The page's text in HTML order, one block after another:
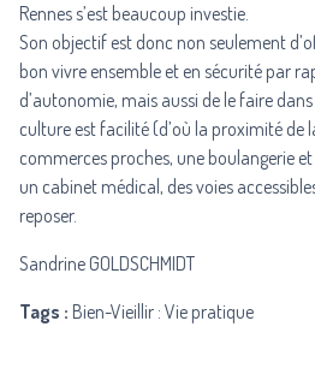
Rennes s’est beaucoup investie.
Son objectif est donc non seulement
bon vivre ensemble et en sécurité par
d’autonomie, mais aussi de le faire
culture est facilité (d’où la proximité de
commerces proches, une boulangerie
un cabinet médical, des voies
reposer.
Sandrine GOLDSCHMIDT
Tags : Bien-Vieillir : Vie pratique